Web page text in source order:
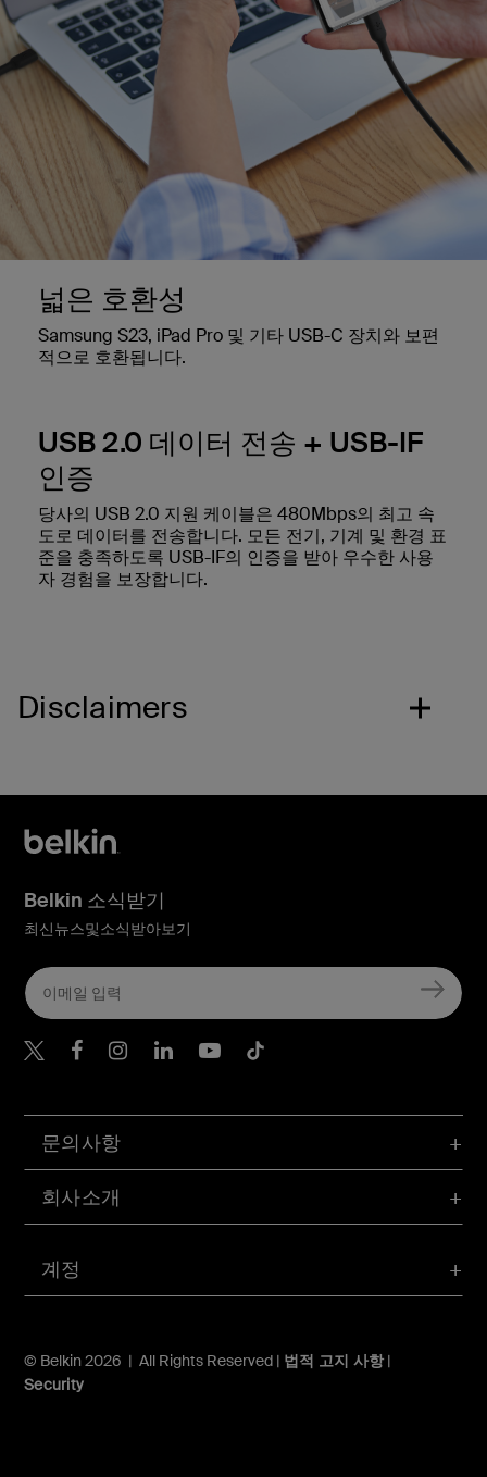
넓은 호환성
Samsung S23, iPad Pro 및 기타 USB-C 장치와 보편
적으로 호환됩니다.
USB 2.0 데이터 전송 + USB-IF
인증
당사의 USB 2.0 지원 케이블은 480Mbps의 최고 속
도로 데이터를 전송합니다. 모든 전기, 기계 및 환경 표
준을 충족하도록 USB-IF의 인증을 받아 우수한 사용
자 경험을 보장합니다.
Disclaimers
계정
문의사항
회사소개
© Belkin 2026 | All Rights Reserved | 법적 고지 사항|
Security
Belkin 소식받기
최신뉴스및소식받아보기
Belkin Twitter